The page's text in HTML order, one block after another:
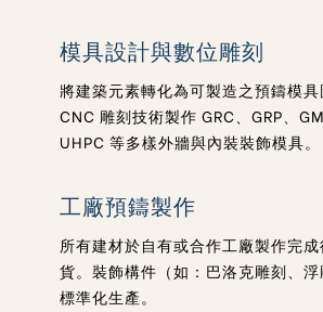
模具設計與數位雕刻
將建築元素轉化為可製造之預鑄模
CNC 雕刻技術製作 GRC、GRP、
UHPC 等多樣外牆與內裝裝飾模具。
工廠預鑄製作
所有建材於自有或合作工廠製作完
貨。裝飾構件（如：巴洛克雕刻、
標準化生產。